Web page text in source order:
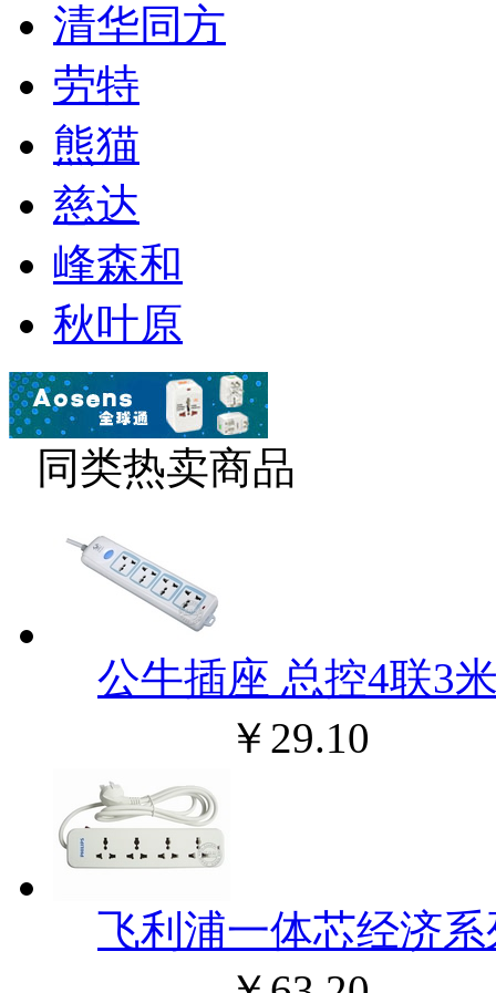
清华同方
劳特
熊猫
慈达
峰森和
秋叶原
同类热卖商品
公牛插座 总控4联3
￥29.10
飞利浦一体芯经济